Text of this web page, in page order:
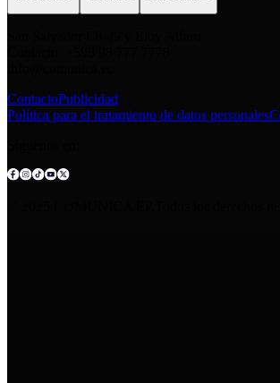
ContactoPublicidad
Política para el tratamiento de datos personales